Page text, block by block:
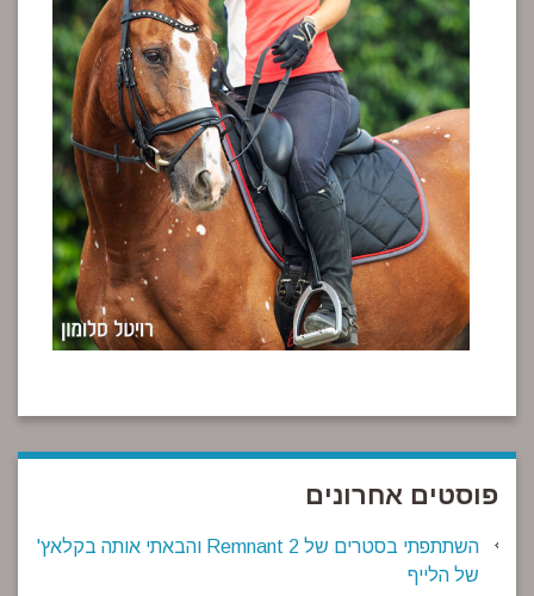
פוסטים אחרונים
השתתפתי בסטרים של Remnant 2 והבאתי אותה בקלאץ'
של הלייף